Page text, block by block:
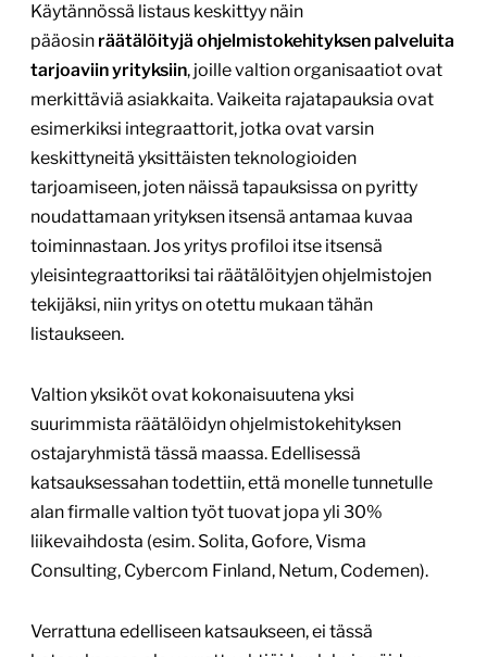
Käytännössä listaus keskittyy näin
pääosin räätälöityjä ohjelmistokehityksen palveluita
tarjoaviin yrityksiin, joille valtion organisaatiot ovat
merkittäviä asiakkaita. Vaikeita rajatapauksia ovat
esimerkiksi integraattorit, jotka ovat varsin
keskittyneitä yksittäisten teknologioiden
tarjoamiseen, joten näissä tapauksissa on pyritty
noudattamaan yrityksen itsensä antamaa kuvaa
toiminnastaan. Jos yritys profiloi itse itsensä
yleisintegraattoriksi tai räätälöityjen ohjelmistojen
tekijäksi, niin yritys on otettu mukaan tähän
listaukseen.
Valtion yksiköt ovat kokonaisuutena yksi
suurimmista räätälöidyn ohjelmistokehityksen
ostajaryhmistä tässä maassa. Edellisessä
katsauksessahan todettiin, että monelle tunnetulle
alan firmalle valtion työt tuovat jopa yli 30%
liikevaihdosta (esim. Solita, Gofore, Visma
Consulting, Cybercom Finland, Netum, Codemen).
Verrattuna edelliseen katsaukseen, ei tässä